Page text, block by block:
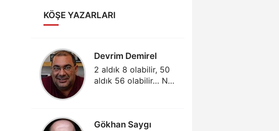
KÖŞE YAZARLARI
Devrim Demirel
2 aldık 8 olabilir, 50
aldık 56 olabilir… Ne
Gökhan Saygı